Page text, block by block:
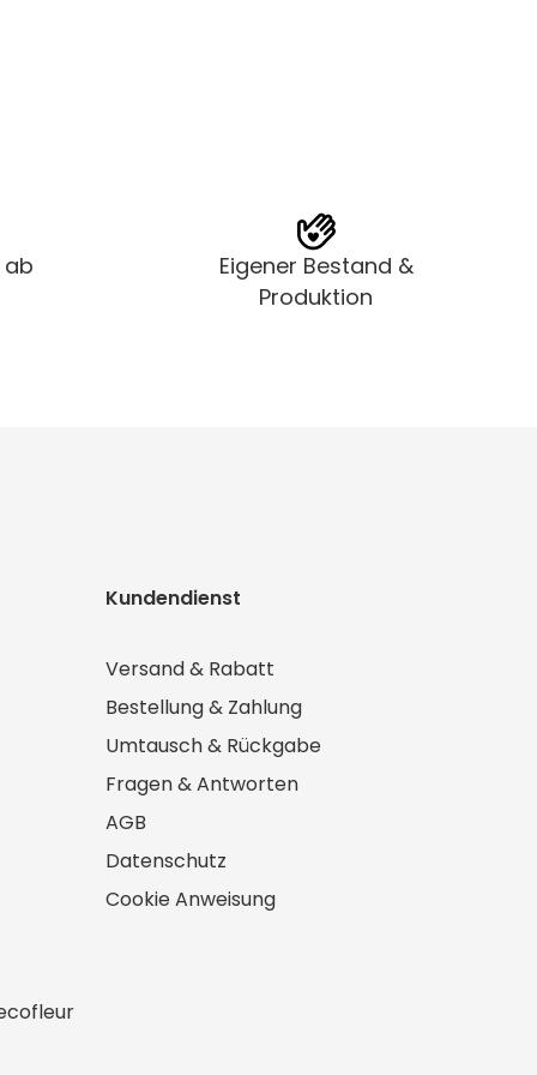
ab
Eigener Bestand &
Produktion
Kundendienst
Versand & Rabatt
Bestellung & Zahlung
Umtausch & Rückgabe
Fragen & Antworten
AGB
Datenschutz
Cookie Anweisung